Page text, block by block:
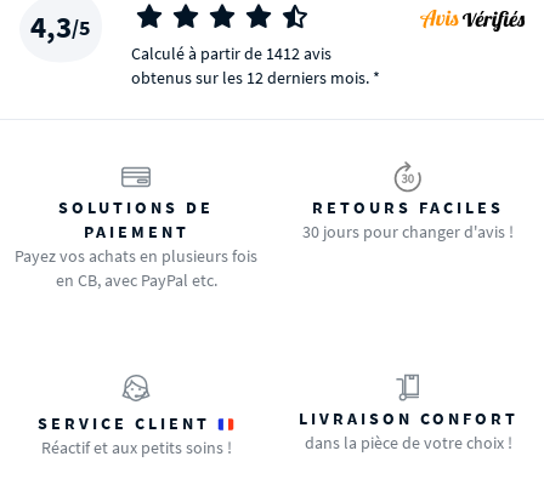
4,3/5
Calculé à partir de 1412 avis
obtenus sur les 12 derniers mois. *
SOLUTIONS DE
PAIEMENT
Payez vos achats en plusieurs fois
en CB, avec PayPal etc.
RETOURS FACILES
30 jours pour changer d'avis !
SERVICE CLIENT
Réactif et aux petits soins !
LIVRAISON CONFORT
dans la pièce de votre choix !